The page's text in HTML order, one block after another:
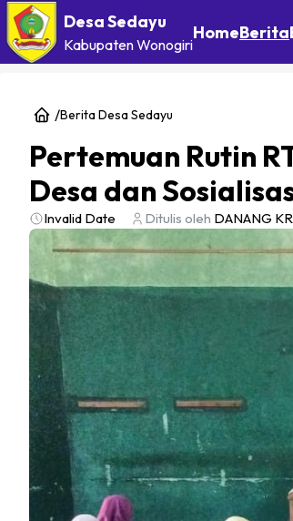
Desa Sedayu
KabupatenWonogiri
HomeBerita
/Berita Desa Sedayu
Pertemuan Rutin
Desa dan
Invalid Date Ditulis oleh DANANG